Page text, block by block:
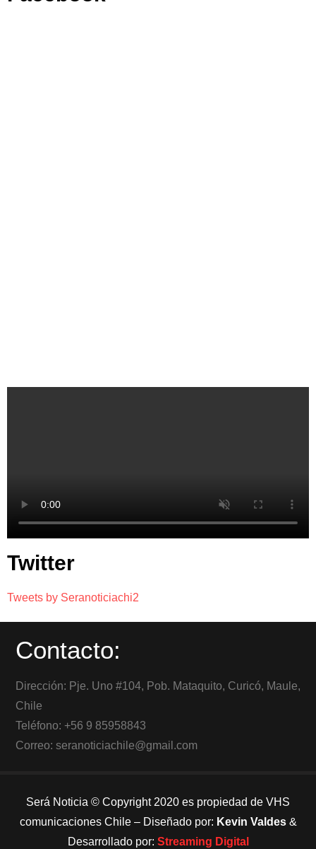
Twitter
Tweets by Seranoticiachi2
Contacto:
Dirección: Pje. Uno #104, Pob. Mataquito, Curicó, Maule,
Chile
Teléfono: +56 9 85958843
Correo: seranoticiachile@gmail.com
Será Noticia © Copyright 2020 es propiedad de VHS
comunicaciones Chile – Diseñado por: Kevin Valdes&
Desarrollado por: Streaming Digital